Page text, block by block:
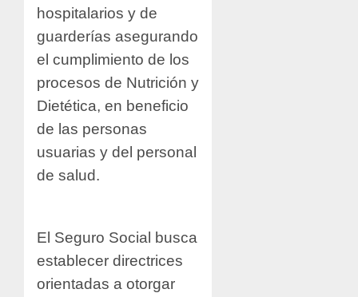
hospitalarios y de
guarderías asegurando
el cumplimiento de los
procesos de Nutrición y
Dietética, en beneficio
de las personas
usuarias y del personal
de salud.
El Seguro Social busca
establecer directrices
orientadas a otorgar